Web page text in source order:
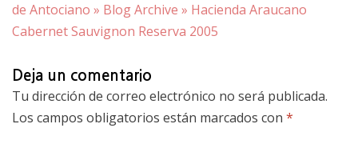
de Antociano » Blog Archive » Hacienda Araucano
Cabernet Sauvignon Reserva 2005
Deja un comentario
Tu dirección de correo electrónico no será publicada.
Los campos obligatorios están marcados con *